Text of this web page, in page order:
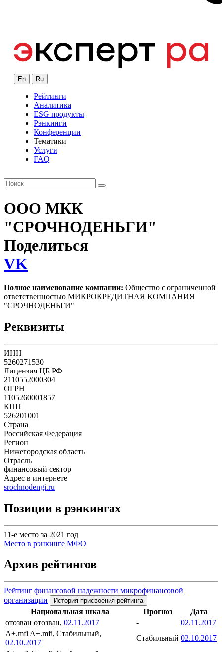
En Ru
Рейтинги
Аналитика
ESG продукты
Рэнкинги
Конференции
Тематики
Услуги
FAQ
ООО МКК
"СРОЧНОДЕНЬГИ"
Поделиться
VK
Полное наименование компании: Общество с ограниченной
ответственностью МИКРОКРЕДИТНАЯ КОМПАНИЯ
"СРОЧНОДЕНЬГИ"
Реквизиты
ИНН
5260271530
Лицензия ЦБ РФ
2110552000304
ОГРН
1105260001857
КПП
526201001
Страна
Российская Федерация
Регион
Нижегородская область
Отрасль
финансовый сектор
Адрес в интернете
srochnodengi.ru
Позиции в рэнкингах
11-е место за 2021 год
Место в рэнкинге МФО
Архив рейтингов
Рейтинг финансовой надежности микрофинансовой
организации
История присвоения рейтинга
Национальная шкала Прогноз
Дата
отозван отозван, 02.11.2017 -
02.11.2017
A+.mfi A+.mfi, Стабильный,
02.10.2017
Стабильный 02.10.2017